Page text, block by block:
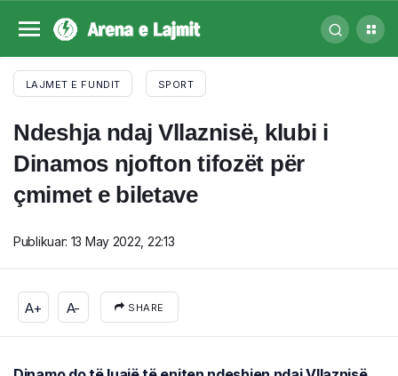
LAJMET E FUNDIT SPORT
Ndeshja ndaj Vllaznisë, klubi i
Dinamos njofton tifozët për
çmimet e biletave
Publikuar: 13 May 2022, 22:13
A+ A- SHARE